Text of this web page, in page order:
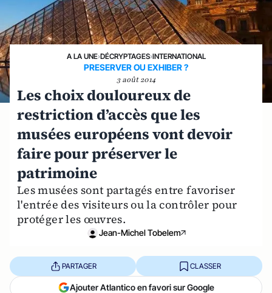
A LA UNE›DÉCRYPTAGES›INTERNATIONAL
PRESERVER OU EXHIBER ?
3 août 2014
Les choix douloureux de
restriction d’accès que les
musées européens vont devoir
faire pour préserver le
patrimoine
Les musées sont partagés entre favoriser
l'entrée des visiteurs ou la contrôler pour
protéger les œuvres.
Jean-Michel Tobelem
PARTAGER CLASSER
Ajouter Atlantico en favori sur Google